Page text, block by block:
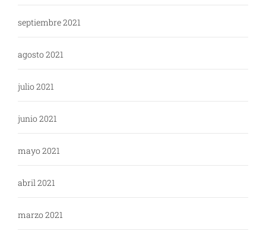
septiembre 2021
agosto 2021
julio 2021
junio 2021
mayo 2021
abril 2021
marzo 2021